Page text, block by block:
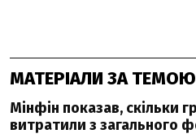
МАТЕРІАЛИ ЗА ТЕМОЮ
Мінфін показав, скільки
витратили з загального